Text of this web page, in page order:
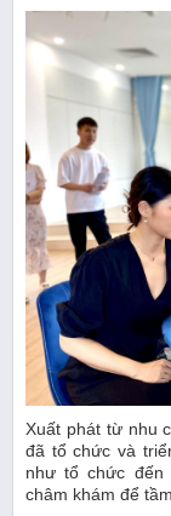
Xuất phát từ nhu
đã tổ chức và
như tổ chức đến
châm khám để